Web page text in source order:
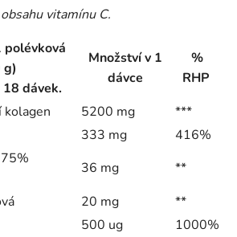
vitamínu C.
polévková
g)
dávek.
Množství v 1
dávce
%
RHP
kolagen
5200 mg
***
333 mg
416%
36 mg
**
20 mg
**
500 ug 1000%